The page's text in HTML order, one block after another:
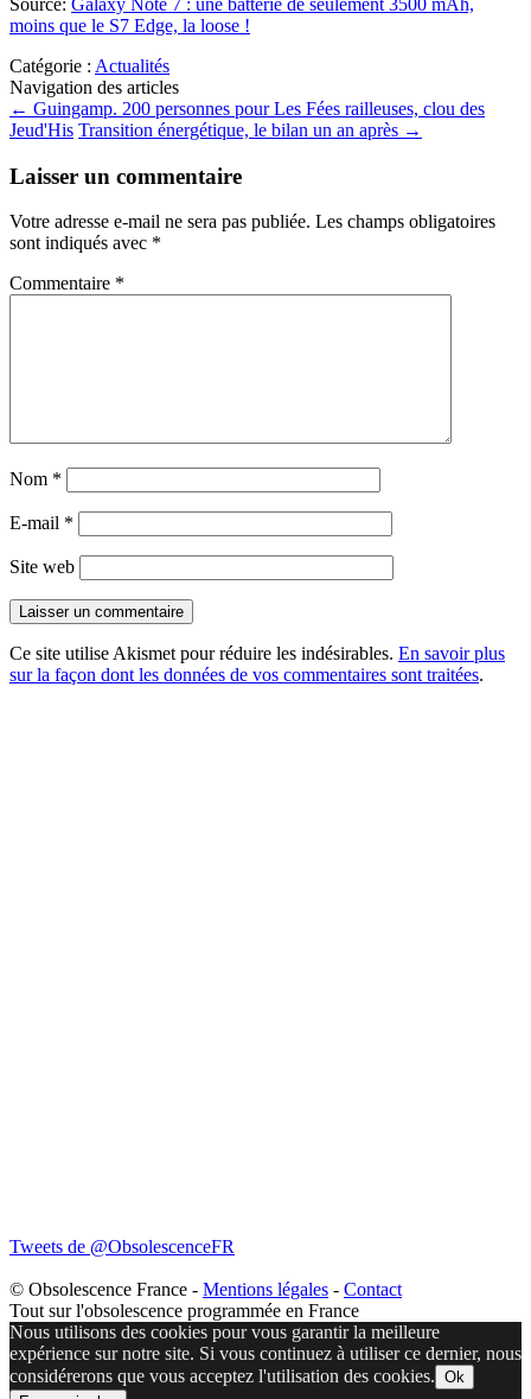
moins que le S7 Edge, la loose !
Catégorie : Actualités
Navigation des articles
← Guingamp. 200 personnes pour Les Fées railleuses, clou des
Jeud'His Transition énergétique, le bilan un an après →
Laisser un commentaire
Votre adresse e-mail ne sera pas publiée. Les champs obligatoires
sont indiqués avec *
Commentaire *
Nom *
E-mail *
Site web
Ce site utilise Akismet pour réduire les indésirables. En savoir plus
sur la façon dont les données de vos commentaires sont traitées.
Tweets de @ObsolescenceFR
© Obsolescence France - Mentions légales - Contact
Tout sur l'obsolescence programmée en France
Nous utilisons des cookies pour vous garantir la meilleure
expérience sur notre site. Si vous continuez à utiliser ce dernier, nous
considérerons que vous acceptez l'utilisation des cookies. Ok